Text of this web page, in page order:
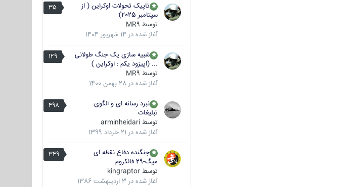
35
تاپیک تحولات اوکراین ( از
سپتامبر 2025)
توسط MR9
آغاز شده در 14 شهریور 1404
129
شبیه سازی یک جنگ طولانی
... (اپیزود یکم : اوکراین )
توسط MR9
آغاز شده در 28 بهمن 1400
498
نبرد رسانه ای و الگوی
تبلیغات
توسط arminheidari
آغاز شده در 21 خرداد 1399
349
جنگنده دفاع نقطه ای
میگ-29 فالکروم
توسط kingraptor
آغاز شده در 3 اردیبهشت 1386